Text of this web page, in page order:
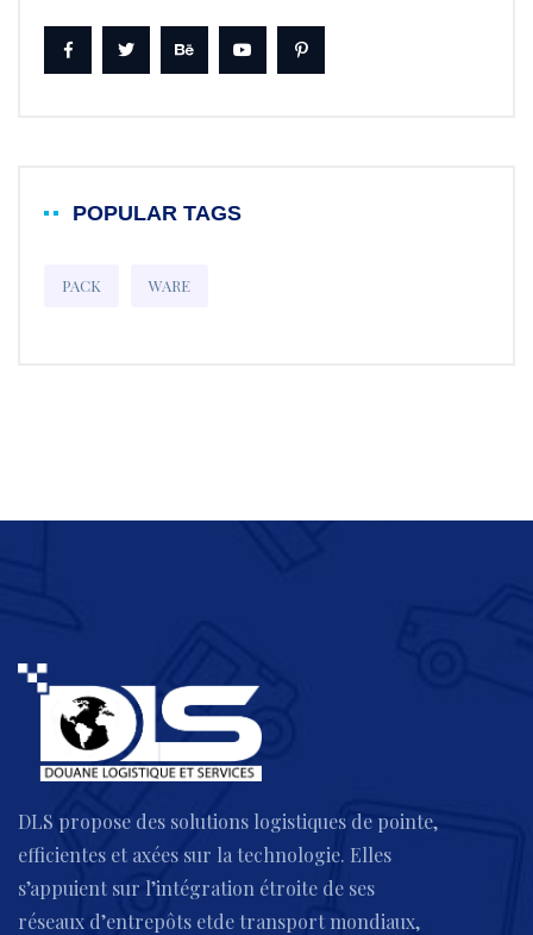
POPULAR TAGS
PACK WARE
DLS propose des solutions logistiques de pointe,
efficientes et axées sur la technologie. Elles
s’appuient sur l’intégration étroite de ses
réseaux d’entrepôts etde transport mondiaux,